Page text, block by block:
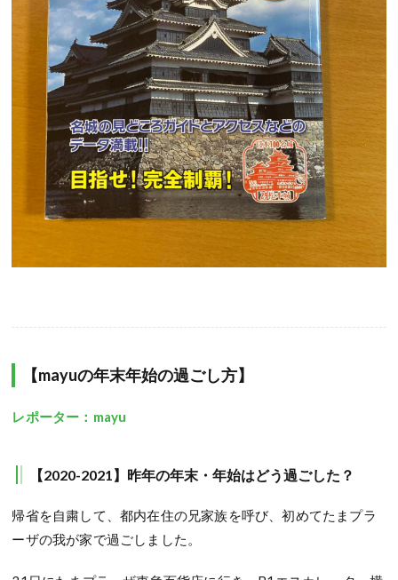
【mayuの年末年始の過ごし方】
レポーター：mayu
【2020-2021】昨年の年末・年始はどう過ごした？
帰省を自粛して、都内在住の兄家族を呼び、初めてたまプラ
ーザの我が家で過ごしました。